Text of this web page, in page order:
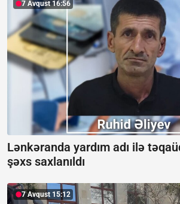
7 Avqust 16:56
Lənkəranda yardım adı ilə
şəxs saxlanıldı
7 Avqust 15:12